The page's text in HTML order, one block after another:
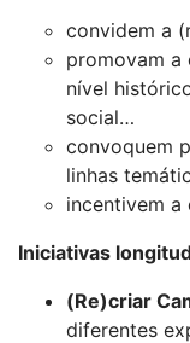
convidem a
promovam a
nível
social…
convoquem
linhas
incentivem a
Iniciativas
(Re)criar
diferentes